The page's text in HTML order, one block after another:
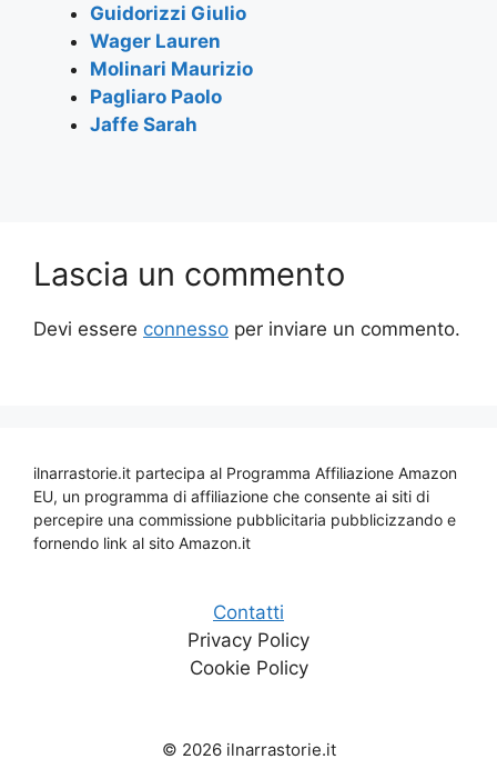
Guidorizzi Giulio
Wager Lauren
Molinari Maurizio
Pagliaro Paolo
Jaffe Sarah
Lascia un commento
Devi essere connesso per inviare un commento.
ilnarrastorie.it partecipa al Programma Affiliazione Amazon
EU, un programma di affiliazione che consente ai siti di
percepire una commissione pubblicitaria pubblicizzando e
fornendo link al sito Amazon.it
Contatti
Privacy Policy
Cookie Policy
© 2026 ilnarrastorie.it